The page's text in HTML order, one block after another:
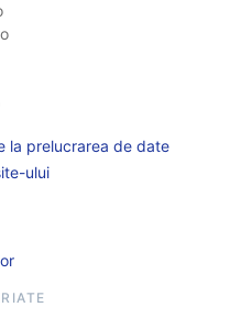
la prelucrarea de date
ului